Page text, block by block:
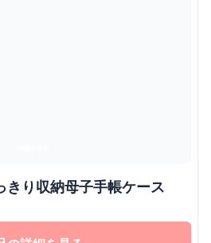
きり収納母子手帳ケース